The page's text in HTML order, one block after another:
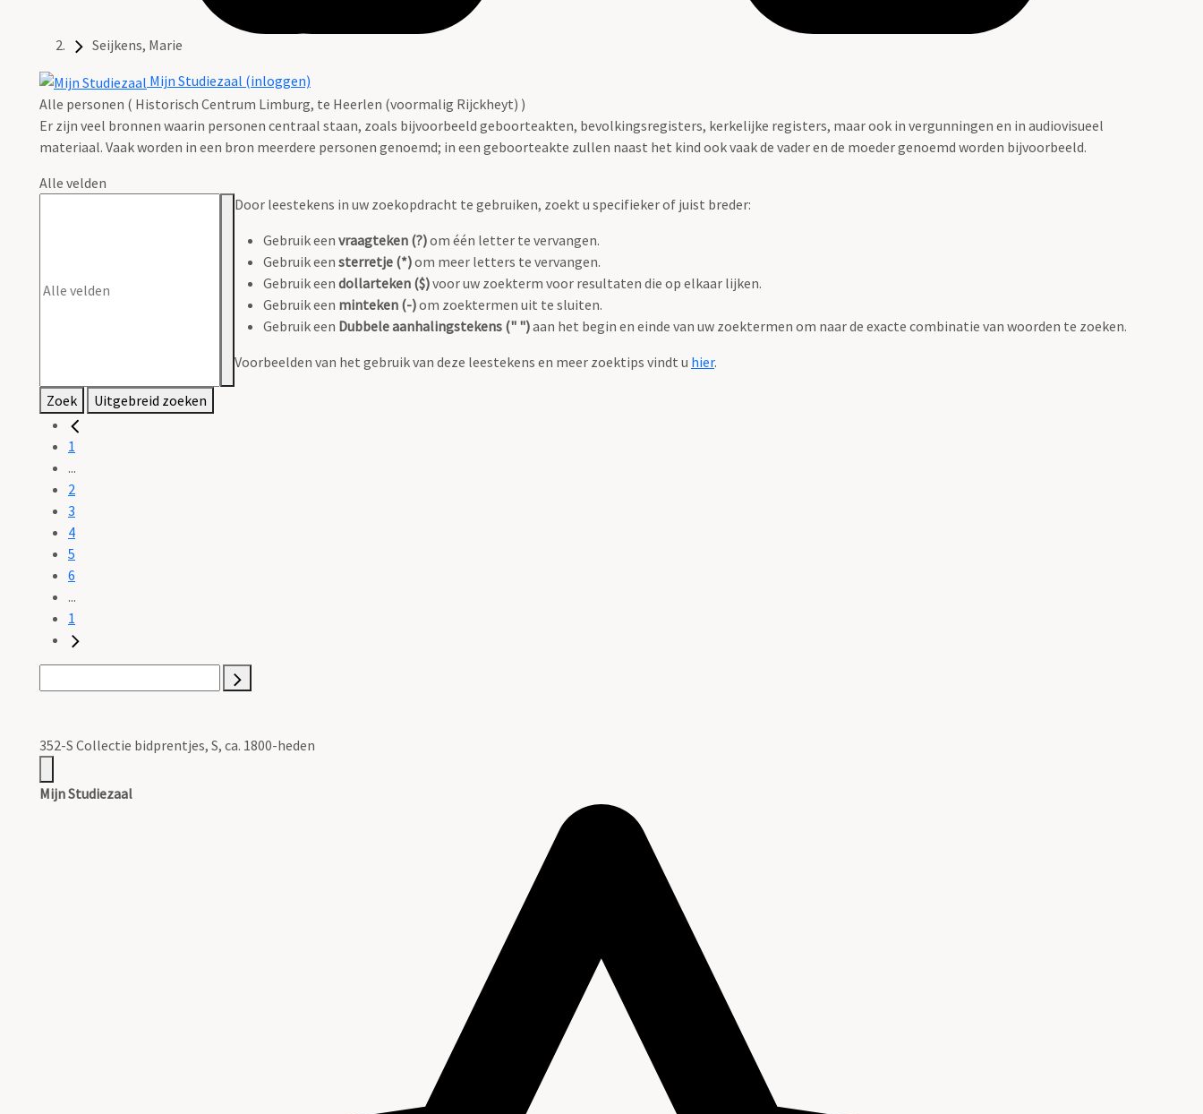
Seijkens, Marie
Mijn Studiezaal (inloggen)
Alle personen ( Historisch Centrum Limburg, te Heerlen (voormalig Rijckheyt) )
Er zijn veel bronnen waarin personen centraal staan, zoals bijvoorbeeld geboorteakten, bevolkingsregisters, kerkelijke registers, maar ook in vergunningen en in audiovisueel
materiaal. Vaak worden in een bron meerdere personen genoemd; in een geboorteakte zullen naast het kind ook vaak de vader en de moeder genoemd worden bijvoorbeeld.
Alle velden
Door leestekens in uw zoekopdracht te gebruiken, zoekt u specifieker of juist breder:
Gebruik een vraagteken (?)om één letter te vervangen.
Gebruik een sterretje (*)om meer letters te vervangen.
Gebruik een dollarteken ($)voor uw zoekterm voor resultaten die op elkaar lijken.
Gebruik een minteken (-)om zoektermen uit te sluiten.
Gebruik een Dubbele aanhalingstekens (" ")aan het begin en einde van uw zoektermen om naar de exacte combinatie van woorden te zoeken.
Voorbeelden van het gebruik van deze leestekens en meer zoektips vindt u hier.
Zoek Uitgebreid zoeken
1
...
2
3
4
5
6
...
1
352-S Collectie bidprentjes, S, ca. 1800-heden
Mijn Studiezaal